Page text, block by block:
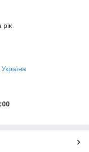
рік